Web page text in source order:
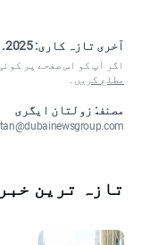
آخری تازہ کاری:2025. 02. 16 23:12
اگر آپ کو اس صفحے پر
مطلع کریں ۔
مصنف: زولتان ایگری
تازہ ترین